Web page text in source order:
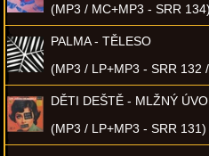
(MP3 / MC+MP3 - SRR 134)
PALMA - TĚLESO
(MP3 / LP+MP3 - SRR 132
DĚTI DEŠTĚ - MLŽNÝ
(MP3 / LP+MP3 - SRR 131)